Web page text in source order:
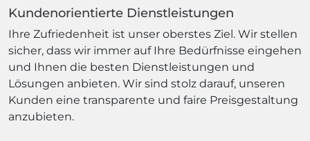
Kundenorientierte Dienstleistungen
Ihre Zufriedenheit ist unser oberstes Ziel. Wir stellen
sicher, dass wir immer auf Ihre Bedürfnisse eingehen
und Ihnen die besten Dienstleistungen und
Lösungen anbieten. Wir sind stolz darauf, unseren
Kunden eine transparente und faire Preisgestaltung
anzubieten.